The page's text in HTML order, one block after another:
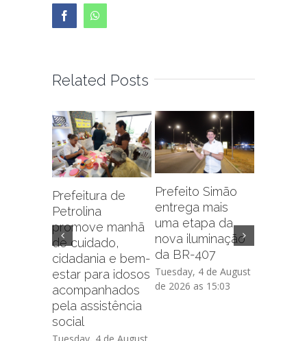
Facebook
Related Posts
Prefeitura de
Petrolina
promove manhã
de cuidado,
cidadania e bem-
estar para idosos
acompanhados
pela assistência
social
Tuesday, 4 de August
Prefeito Simão
entrega mais
uma etapa da
nova iluminação
da BR-407
Tuesday, 4 de August
de 2026 as 15:03